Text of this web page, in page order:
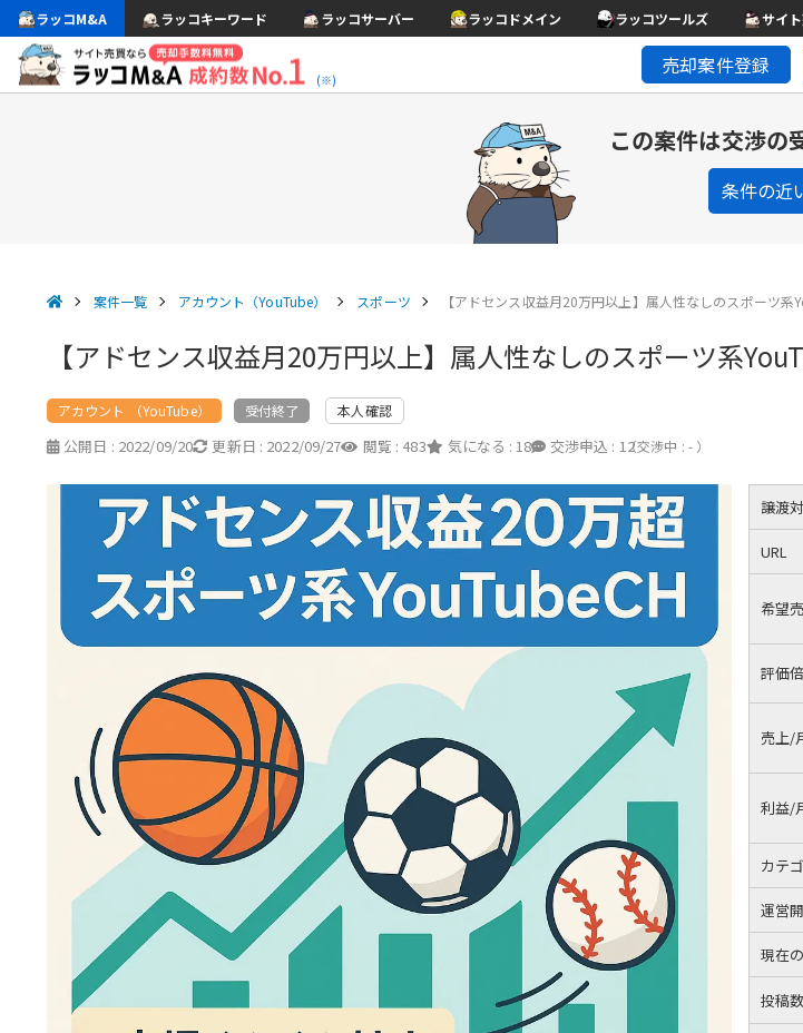
ラッコM&A ラッコキーワード ラッコサーバー ラッコドメイン ラッコツールズ サイ
(※)
売却案件登録
この案件は交渉の
条件の近
案件一覧 アカウント（YouTube） スポーツ 【アドセンス収益月20万円以上】属人性なしのスポーツ系
【アドセンス収益月20万円以上】属人性なしのスポーツ系
アカウント （YouTube） 受付終了 本人確認
公開日 : 2022/09/20 更新日 : 2022/09/27 閲覧 : 483 気になる : 18 交渉申込 : 12
（交渉中 : - ）
譲渡
URL
希望
評価
売上/
利益/
カテ
運営
現在
投稿数